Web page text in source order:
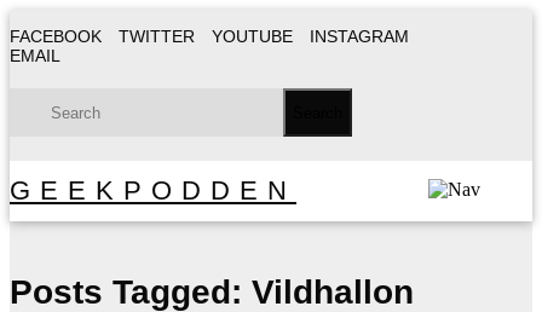
FACEBOOK TWITTER YOUTUBE
INSTAGRAM
EMAIL
GEEKPODDEN
Posts Tagged: Vildhallon